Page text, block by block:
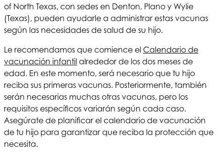
of North Texas, con sedes en Denton, Plano y Wylie
(Texas), pueden ayudarle a administrar estas vacunas
según las necesidades de salud de su hijo.
Le recomendamos que comience el Calendario de
vacunación infantil alrededor de los dos meses de
edad. En este momento, será necesario que tu hijo
reciba sus primeras vacunas. Posteriormente, también
serán necesarias muchas otras vacunas, pero los
requisitos específicos variarán según cada caso.
Asegúrate de planificar el calendario de vacunación
de tu hijo para garantizar que reciba la protección que
necesita.